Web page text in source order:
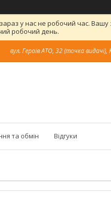
у нас не робочий час.
робочий день.
вул. Героїв АТО, 32 (точка видачі),
та обмін Відгуки